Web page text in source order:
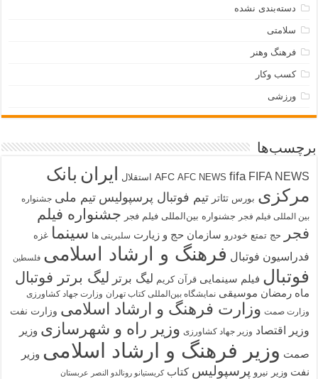
دسته‌بندی نشده
سلامتی
فرهنگ وهنر
کسب وکار
ورزشی
برچسب‌ها
AFC AFC NEWS fifa FIFA NEWS استقلال ایران بانک
مرکزی بورس تئاتر تیم فوتبال پرسپولیس تیم ملی جشنواره
بین المللی فیلم فجر
جشنواره بین‌المللی فیلم فجر جشنواره فیلم
فجر
حج تمتع خودرو سازمان حج و زیارت سلبریتی ها سینما غزه
فدراسیون فوتبال فرهنگ و ارشاد اسلامی فلسطین
فوتبال فیلم سینمایی قرآن کریم لیگ برتر لیگ برتر فوتبال
ماه رمضان موسیقی نمایشگاه بین‌المللی کتاب تهران وزارت جهاد کشاورزی
وزارت صمت وزارت فرهنگ و ارشاد اسلامی وزارت نفت
وزیر اقتصاد وزیر جهاد کشاورزی وزیر راه و شهرسازی وزیر
صمت وزیر فرهنگ و ارشاد اسلامی وزیر
نفت وزیر نیرو پرسپولیس کتاب کریستیانو رونالدو النصر عربستان